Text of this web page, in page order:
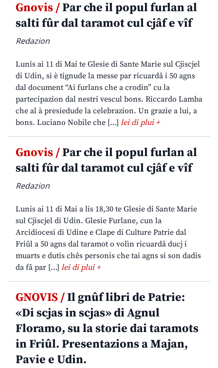
Gnovis /Par che il popul furlan al
salti fûr dal taramot cul cjâf e vîf
Redazion
Lunis ai 11 di Mai te Glesie di Sante Marie sul Cjiscjel
di Udin, si è tignude la messe par ricuardâ i 50 agns
dal document “Ai furlans che a crodin” cu la
partecipazion dal nestri vescul bons. Riccardo Lamba
che al à presiedude la celebrazion. Un grazie a lui, a
bons. Luciano Nobile che […] lei di plui +
Gnovis /Par che il popul furlan al
salti fûr dal taramot cul cjâf e vîf
Redazion
Lunis ai 11 di Mai a lis 18,30 te Glesie di Sante Marie
sul Cjiscjel di Udin. Glesie Furlane, cun la
Arcidiocesi di Udine e Clape di Culture Patrie dal
Friûl a 50 agns dal taramot o volìn ricuardâ ducj i
muarts e dutis chês personis che tai agns si son dadis
da fâ par […] lei di plui +
GNOVIS /Il gnûf libri de Patrie:
«Di scjas in scjas» di Agnul
Floramo, su la storie dai taramots
in Friûl. Presentazions a Majan,
Pavie e Udin.